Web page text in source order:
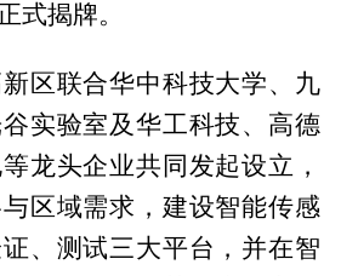
式揭牌。
区联合华中科技大学、九
实验室及华工科技、高德
龙头企业共同发起设立，
区域需求，建设智能传感
、测试三大平台，并在智